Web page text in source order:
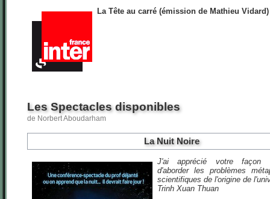
La Tête au carré (émission de Mathieu Vidard)
Les Spectacles disponibles
de Norbert Aboudarham
La Nuit Noire
J'ai apprécié votre façon
d'aborder les problèmes
scientifiques de l'origine de
Trinh Xuan Thuan